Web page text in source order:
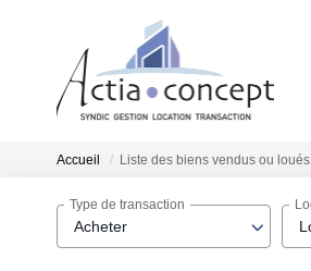
Accueil Liste des biens vendus ou loués
Acheter
Type de transaction